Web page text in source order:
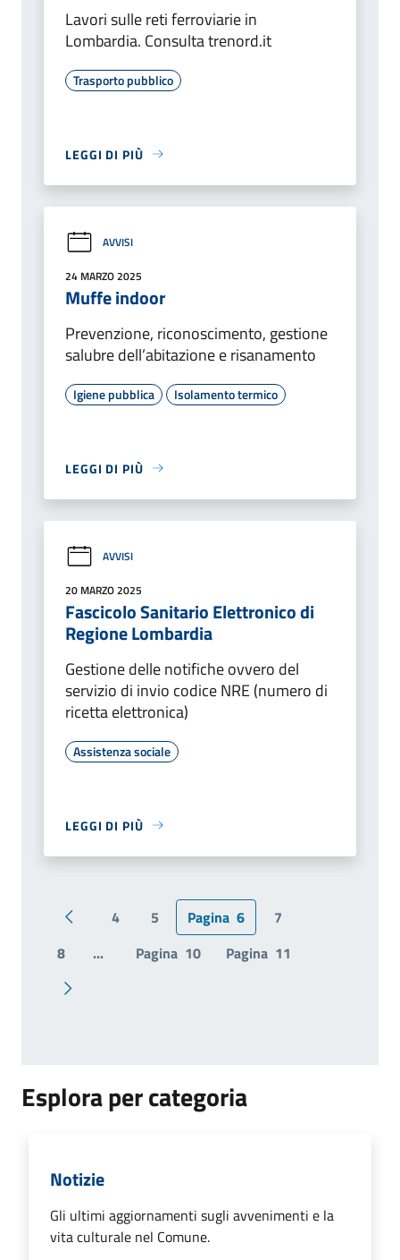
Lavori sulle reti ferroviarie in
Lombardia. Consulta trenord.it
Trasporto pubblico
LEGGI DI PIÙ
AVVISI
24 MARZO 2025
Muffe indoor
Prevenzione, riconoscimento, gestione
salubre dell’abitazione e risanamento
Igiene pubblica Isolamento termico
LEGGI DI PIÙ
AVVISI
20 MARZO 2025
Fascicolo Sanitario Elettronico di
Regione Lombardia
Gestione delle notifiche ovvero del
servizio di invio codice NRE (numero di
ricetta elettronica)
Assistenza sociale
LEGGI DI PIÙ
Pagina precedente
4 5 Pagina 6
7
8
... Pagina 10 Pagina 11
Pagina successiva
Esplora per categoria
Notizie
Gli ultimi aggiornamenti sugli avvenimenti e la
vita culturale nel Comune.